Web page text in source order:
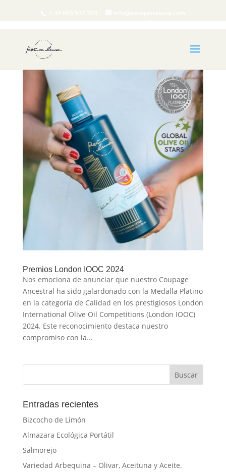
Premios London IOOC 2024
Nos emociona de anunciar que nuestro Coupage
Ancestral ha sido galardonado con la Medalla Platino
en la categoría de Calidad en los prestigiosos London
International Olive Oil Competitions (London IOOC)
2024. Este reconocimiento destaca nuestro
compromiso con la...
Entradas recientes
Bizcocho de Limón
Almazara Ecológica Portátil
Salmorejo
Variedad Arbequina – Olivar, Aceituna y Aceite.